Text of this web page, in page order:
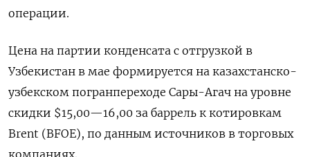
операции.
Цена на партии конденсата с отгрузкой в
Узбекистан в мае формируется на казахстанско-
узбекском погранпереходе Сары-Агач на уровне
скидки $15,00—16,00 за баррель к котировкам
Brent (BFOE), по данным источников в торговых
компаниях.